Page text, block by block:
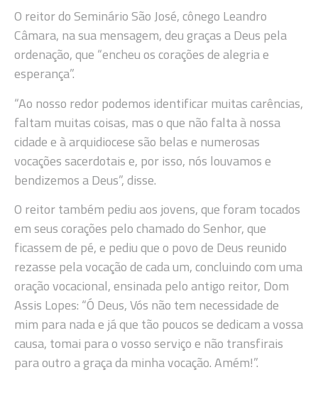
O reitor do Seminário São José, cônego Leandro
Câmara, na sua mensagem, deu graças a Deus pela
ordenação, que “encheu os corações de alegria e
esperança”.
“Ao nosso redor podemos identificar muitas carências,
faltam muitas coisas, mas o que não falta à nossa
cidade e à arquidiocese são belas e numerosas
vocações sacerdotais e, por isso, nós louvamos e
bendizemos a Deus”, disse.
O reitor também pediu aos jovens, que foram tocados
em seus corações pelo chamado do Senhor, que
ficassem de pé, e pediu que o povo de Deus reunido
rezasse pela vocação de cada um, concluindo com uma
oração vocacional, ensinada pelo antigo reitor, Dom
Assis Lopes: “Ó Deus, Vós não tem necessidade de
mim para nada e já que tão poucos se dedicam a vossa
causa, tomai para o vosso serviço e não transfirais
para outro a graça da minha vocação. Amém!”.